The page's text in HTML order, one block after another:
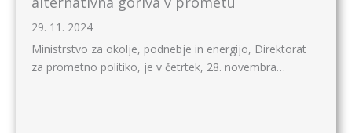
29. 11. 2024
Ministrstvo za okolje, podnebje in energijo, Direktorat
za prometno politiko, je v četrtek, 28. novembra…